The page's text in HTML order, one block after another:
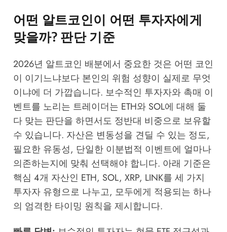
어떤 알트코인이 어떤 투자자에게
맞을까? 판단 기준
2026년 알트코인 배분에서 중요한 것은 어떤 코인
이 이기느냐보다 본인의 위험 성향이 실제로 무엇
이냐에 더 가깝습니다. 보수적인 투자자와 촉매 이
벤트를 노리는 트레이더는 ETH와 SOL에 대해 둘
다 맞는 판단을 하면서도 정반대 비중으로 보유할
수 있습니다. 자산은 변동성을 견딜 수 있는 정도,
필요한 유동성, 단일한 이분법적 이벤트에 얼마나
의존하는지에 맞춰 선택해야 합니다. 아래 기준은
핵심 4개 자산인 ETH, SOL, XRP, LINK를 세 가지
투자자 유형으로 나누고, 모두에게 적용되는 하나
의 엄격한 타이밍 원칙을 제시합니다.